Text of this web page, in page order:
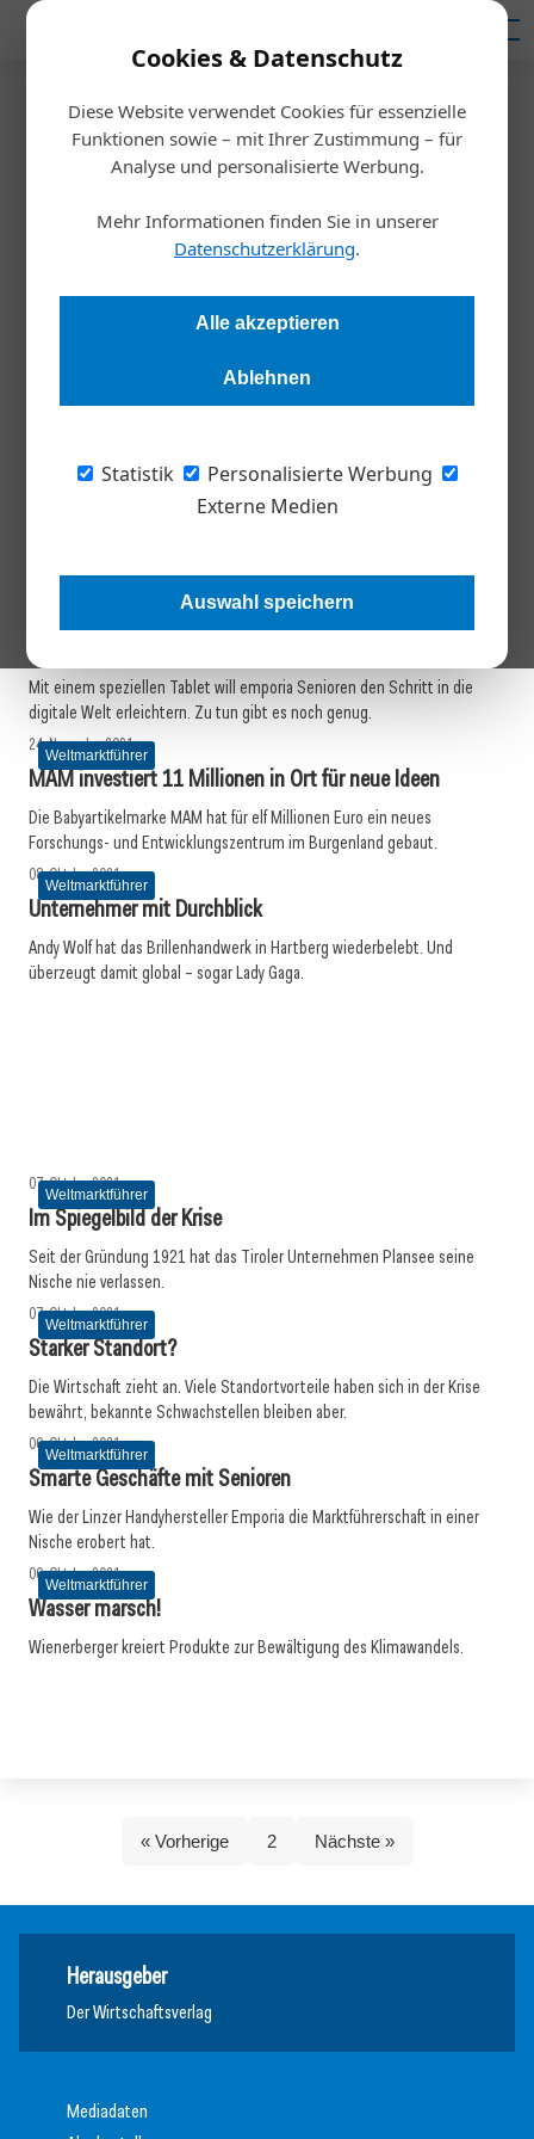
Cookies & Datenschutz
Diese Website verwendet Cookies für essenzielle
Funktionen sowie – mit Ihrer Zustimmung – für
Analyse und personalisierte Werbung.
Mehr Informationen finden Sie in unserer
Datenschutzerklärung.
Alle akzeptieren
Ablehnen
Statistik
Personalisierte Werbung
Externe Medien
Auswahl speichern
Homepage/Weltmarktführer
Weltmarktführer
« Vorherige 2 Nächste »
Weltmarktführer
17. Oktober 2022
Spitze durch Talente
Radlnarrisch in die Zukunft
05. Mai 2022
Man muss nach vorne denken
Weltspitze halten
Mit einem speziellen Tablet will emporia Senioren den Schritt in die
digitale Welt erleichtern. Zu tun gibt es noch genug.
Weltmarktführer
24. November 2021
MAM investiert 11 Millionen in Ort für neue Ideen
Die Babyartikelmarke MAM hat für elf Millionen Euro ein neues
Forschungs- und Entwicklungszentrum im Burgenland gebaut.
Weltmarktführer
08. Oktober 2021
Unternehmer mit Durchblick
Andy Wolf hat das Brillenhandwerk in Hartberg wiederbelebt. Und
überzeugt damit global – sogar Lady Gaga.
Weltmarktführer
07. Oktober 2021
Im Spiegelbild der Krise
Seit der Gründung 1921 hat das Tiroler ­Unternehmen Plansee seine
Nische nie verlassen.
Weltmarktführer
07. Oktober 2021
Starker Standort?
Die Wirtschaft zieht an. Viele Standortvorteile haben sich in der Krise
bewährt, bekannte Schwachstellen bleiben aber.
Weltmarktführer
06. Oktober 2021
Smarte Geschäfte mit Senioren
Wie der Linzer Handyhersteller Emporia die Marktführerschaft in einer
Nische erobert hat.
Weltmarktführer
06. Oktober 2021
Wasser marsch!
Wienerberger kreiert Produkte zur Bewältigung des Klimawandels.
« Vorherige 2 Nächste »
Herausgeber
Der Wirtschaftsverlag
Mediadaten